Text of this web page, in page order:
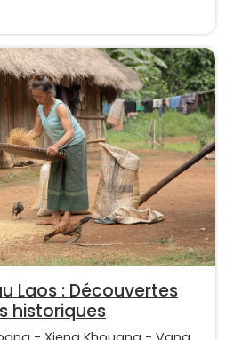
Laos : Découvertes
historiques